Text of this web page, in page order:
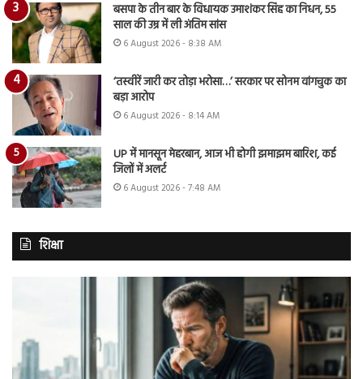
बसपा के तीन बार के विधायक उमाशंकर सिंह का निधन, 55
साल की उम्र में ली अंतिम सांस
6 August 2026 - 8:38 AM
‘तस्वीरें जारी कर तोड़ा भरोसा…’ सरकार पर सोनम वांगचुक का
बड़ा आरोप
6 August 2026 - 8:14 AM
UP में मानसून मेहरबान, आज भी होगी झमाझम बारिश, कई
जिलों में अलर्ट
6 August 2026 - 7:48 AM
शिक्षा